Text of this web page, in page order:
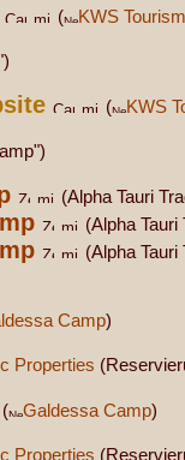
(
KWS
(
KWS
(Alpha Tauri
(Alpha
(Alpha
Camp)
Properties
( Galdessa Camp)
Properties